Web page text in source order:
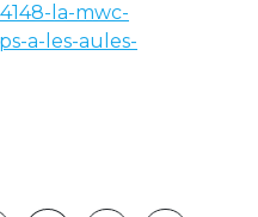
la-mwc-
a-les-aules-